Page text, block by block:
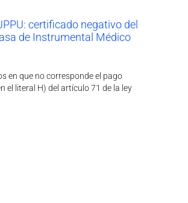
certificado negativo del
de Instrumental Médico
en que no corresponde el pago
el literal H) del artículo 71 de la ley